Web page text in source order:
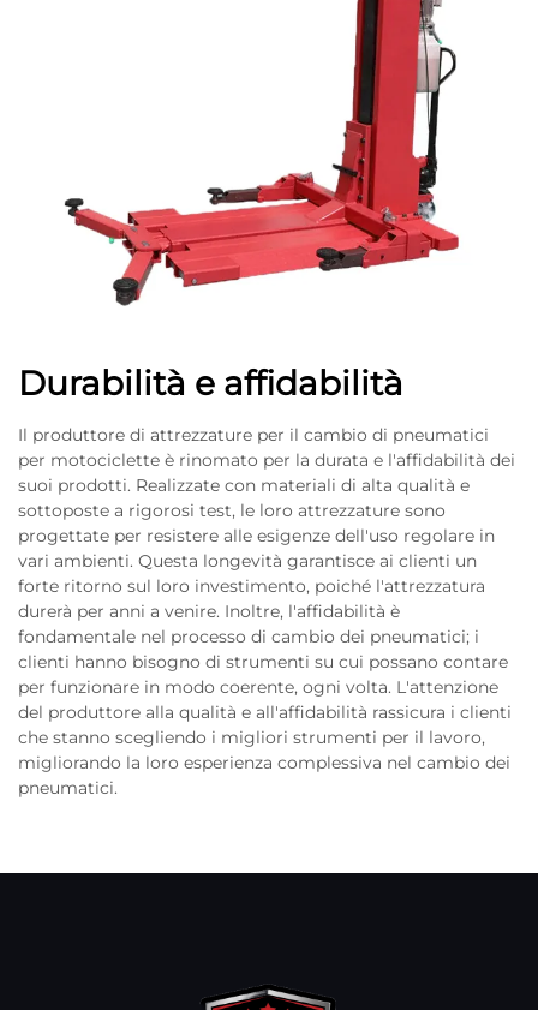
Durabilità e affidabilità
Il produttore di attrezzature per il cambio di pneumatici
per motociclette è rinomato per la durata e l'affidabilità dei
suoi prodotti. Realizzate con materiali di alta qualità e
sottoposte a rigorosi test, le loro attrezzature sono
progettate per resistere alle esigenze dell'uso regolare in
vari ambienti. Questa longevità garantisce ai clienti un
forte ritorno sul loro investimento, poiché l'attrezzatura
durerà per anni a venire. Inoltre, l'affidabilità è
fondamentale nel processo di cambio dei pneumatici; i
clienti hanno bisogno di strumenti su cui possano contare
per funzionare in modo coerente, ogni volta. L'attenzione
del produttore alla qualità e all'affidabilità rassicura i clienti
che stanno scegliendo i migliori strumenti per il lavoro,
migliorando la loro esperienza complessiva nel cambio dei
pneumatici.